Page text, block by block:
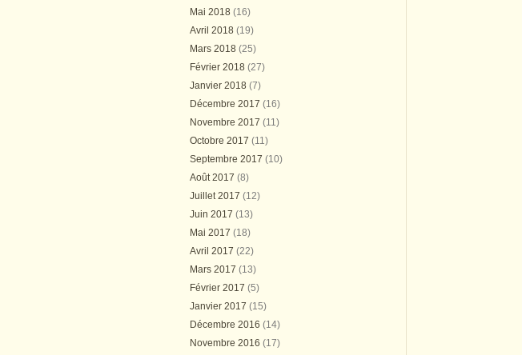
Mai 2018 (16)
Avril 2018 (19)
Mars 2018 (25)
Février 2018 (27)
Janvier 2018 (7)
Décembre 2017 (16)
Novembre 2017 (11)
Octobre 2017 (11)
Septembre 2017 (10)
Août 2017 (8)
Juillet 2017 (12)
Juin 2017 (13)
Mai 2017 (18)
Avril 2017 (22)
Mars 2017 (13)
Février 2017 (5)
Janvier 2017 (15)
Décembre 2016 (14)
Novembre 2016 (17)